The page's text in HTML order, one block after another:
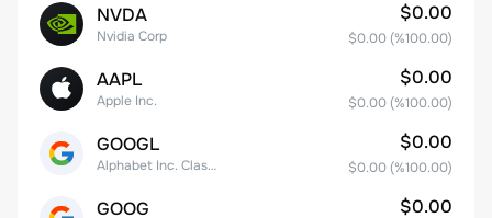
NVDA
Nvidia Corp
$0.00
$0.00 (%100.00)
AAPL
Apple Inc.
$0.00
$0.00 (%100.00)
GOOGL
Alphabet Inc. Class A Common Stock
$0.00
$0.00 (%100.00)
GOOG $0.00